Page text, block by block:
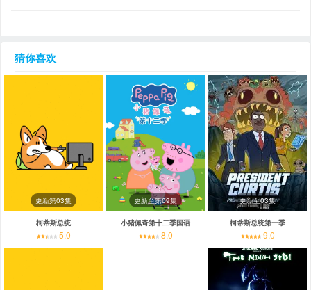
猜你喜欢
更新第03集
柯蒂斯总统
5.0
更新至第09集
小猪佩奇第十二季国语
8.0
更新至03集
柯蒂斯总统第一季
9.0